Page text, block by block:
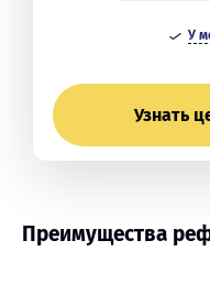
У
Узнать
Преимущества